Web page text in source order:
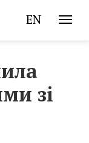
EN
зі